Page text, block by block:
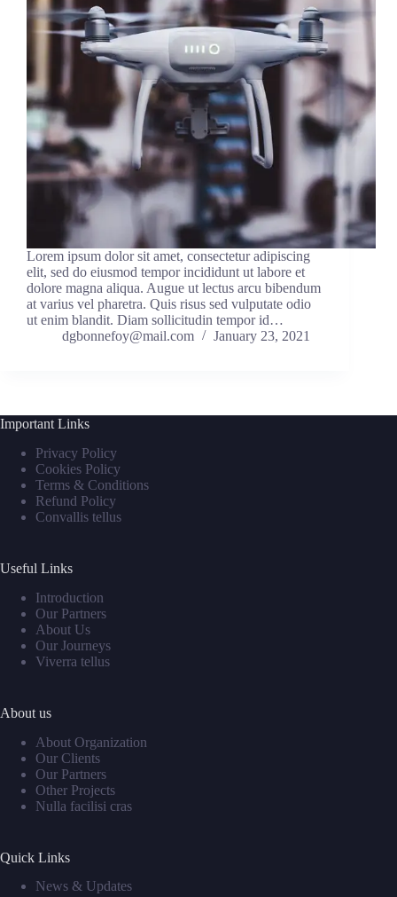
Lorem ipsum dolor sit amet, consectetur adipiscing
elit, sed do eiusmod tempor incididunt ut labore et
dolore magna aliqua. Augue ut lectus arcu bibendum
at varius vel pharetra. Quis risus sed vulputate odio
ut enim blandit. Diam sollicitudin tempor id…
dgbonnefoy@mail.com
January 23, 2021
Important Links
Privacy Policy
Cookies Policy
Terms & Conditions
Refund Policy
Convallis tellus
Useful Links
Introduction
Our Partners
About Us
Our Journeys
Viverra tellus
About us
About Organization
Our Clients
Our Partners
Other Projects
Nulla facilisi cras
Quick Links
News & Updates